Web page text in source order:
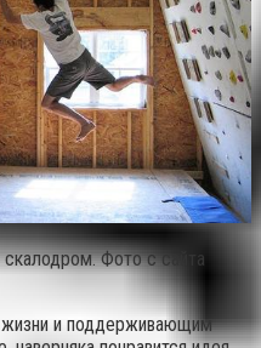
Фото с сайта
и поддерживающим